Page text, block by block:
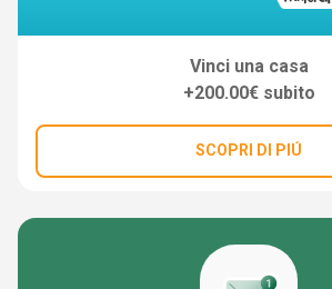
Vinci una casa
+200.00€ subito
SCOPRI DI PIÚ